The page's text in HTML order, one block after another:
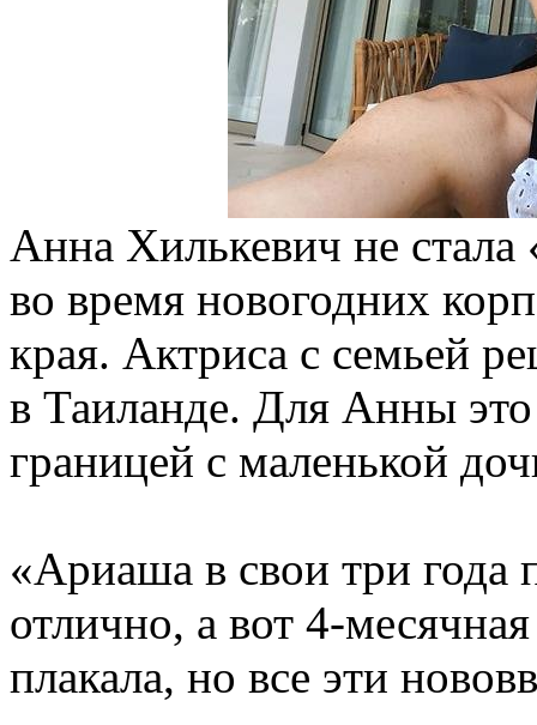
Анна Хилькевич не стала
во время новогодних
края. Актриса с семьей
в Таиланде. Для Анны
границей с маленькой
«Ариаша в свои три года
отлично, а вот 4-
плакала, но все эти